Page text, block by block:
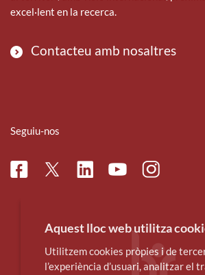
excel·lent en la recerca.
Contacteu amb nosaltres
Seguiu-nos
FacebookTwitterLinkedinYoutubeInstagram
Aquest lloc web utilitza
Utilitzem cookies pròpies i de
l’experiència d’usuari, analitzar el